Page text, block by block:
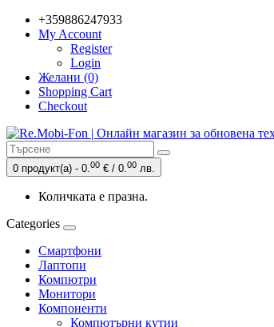
+359886247933
My Account
Register
Login
Желани (0)
Shopping Cart
Checkout
0 продукт(а) - 0.00 € / 0.00 лв.
Количката е празна.
Categories
Смартфони
Лаптопи
Компютри
Монитори
Компоненти
Компютърни кутии